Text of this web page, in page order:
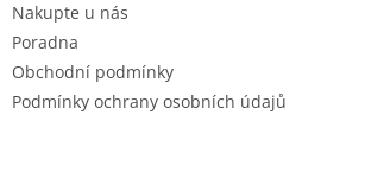
Nakupte u nás
Poradna
Obchodní podmínky
Podmínky ochrany osobních údajů